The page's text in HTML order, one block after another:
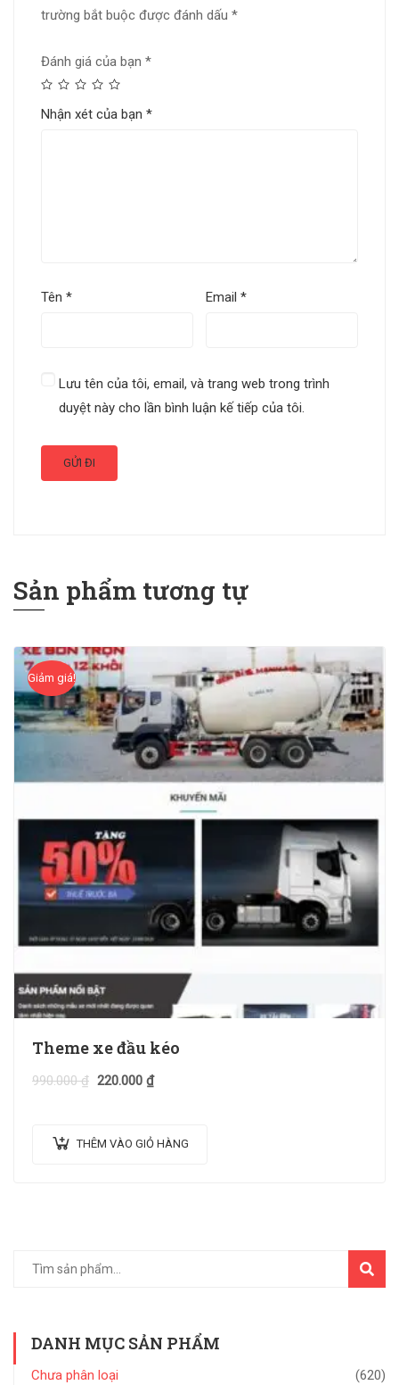
trường bắt buộc được đánh dấu *
Đánh giá của bạn *
Nhận xét của bạn *
Tên * Email*
Lưu tên của tôi, email, và trang web trong trình
duyệt này cho lần bình luận kế tiếp của tôi.
Sản phẩm tương tự
Giảm giá!
Theme xe đầu kéo
990.000₫ 220.000 ₫
THÊM VÀO GIỎ HÀNG
TÌM
KIẾM
DANH MỤC SẢN PHẨM
Chưa phân loại
(620)